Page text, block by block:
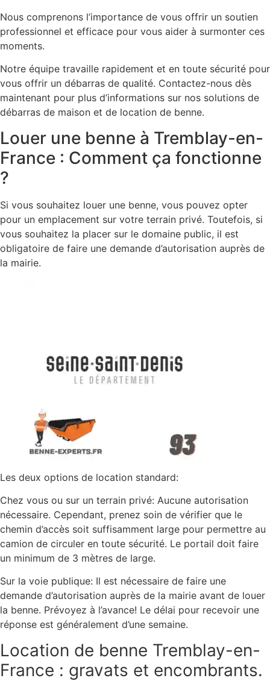
Nous comprenons l’importance de vous offrir un soutien
professionnel et efficace pour vous aider à surmonter ces
moments.
Notre équipe travaille rapidement et en toute sécurité pour
vous offrir un débarras de qualité. Contactez-nous dès
maintenant pour plus d’informations sur nos solutions de
débarras de maison et de location de benne.
Louer une benne à Tremblay-en-
France : Comment ça fonctionne
?
Si vous souhaitez louer une benne, vous pouvez opter
pour un emplacement sur votre terrain privé. Toutefois, si
vous souhaitez la placer sur le domaine public, il est
obligatoire de faire une demande d’autorisation auprès de
la mairie.
Les deux options de location standard:
Chez vous ou sur un terrain privé: Aucune autorisation
nécessaire. Cependant, prenez soin de vérifier que le
chemin d’accès soit suffisamment large pour permettre au
camion de circuler en toute sécurité. Le portail doit faire
un minimum de 3 mètres de large.
Sur la voie publique: Il est nécessaire de faire une
demande d’autorisation auprès de la mairie avant de louer
la benne. Prévoyez à l’avance! Le délai pour recevoir une
réponse est généralement d’une semaine.
Location de benne Tremblay-en-
France : gravats et encombrants.